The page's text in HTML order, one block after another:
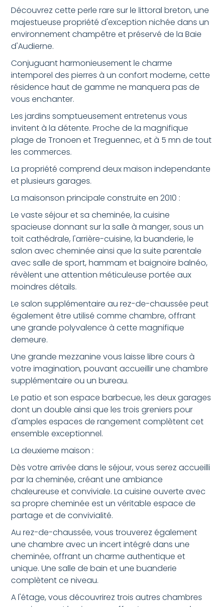
Découvrez cette perle rare sur le littoral breton, une
majestueuse propriété d'exception nichée dans un
environnement champêtre et préservé de la Baie
d'Audierne.
Conjuguant harmonieusement le charme
intemporel des pierres à un confort moderne, cette
résidence haut de gamme ne manquera pas de
vous enchanter.
Les jardins somptueusement entretenus vous
invitent à la détente. Proche de la magnifique
plage de Tronoen et Treguennec, et à 5 mn de tout
les commerces.
La propriété comprend deux maison independante
et plusieurs garages.
La maisonson principale construite en 2010 :
Le vaste séjour et sa cheminée, la cuisine
spacieuse donnant sur la salle à manger, sous un
toit cathédrale, l'arrière-cuisine, la buanderie, le
salon avec cheminée ainsi que la suite parentale
avec salle de sport, hammam et baignoire balnéo,
révèlent une attention méticuleuse portée aux
moindres détails.
Le salon supplémentaire au rez-de-chaussée peut
également être utilisé comme chambre, offrant
une grande polyvalence à cette magnifique
demeure.
Une grande mezzanine vous laisse libre cours à
votre imagination, pouvant accueillir une chambre
supplémentaire ou un bureau.
Le patio et son espace barbecue, les deux garages
dont un double ainsi que les trois greniers pour
d'amples espaces de rangement complètent cet
ensemble exceptionnel.
La deuxieme maison :
Dès votre arrivée dans le séjour, vous serez accueilli
par la cheminée, créant une ambiance
chaleureuse et conviviale. La cuisine ouverte avec
sa propre cheminée est un véritable espace de
partage et de convivialité.
Au rez-de-chaussée, vous trouverez également
une chambre avec un incert intégré dans une
cheminée, offrant un charme authentique et
unique. Une salle de bain et une buanderie
complètent ce niveau.
A l'étage, vous découvrirez trois autres chambres